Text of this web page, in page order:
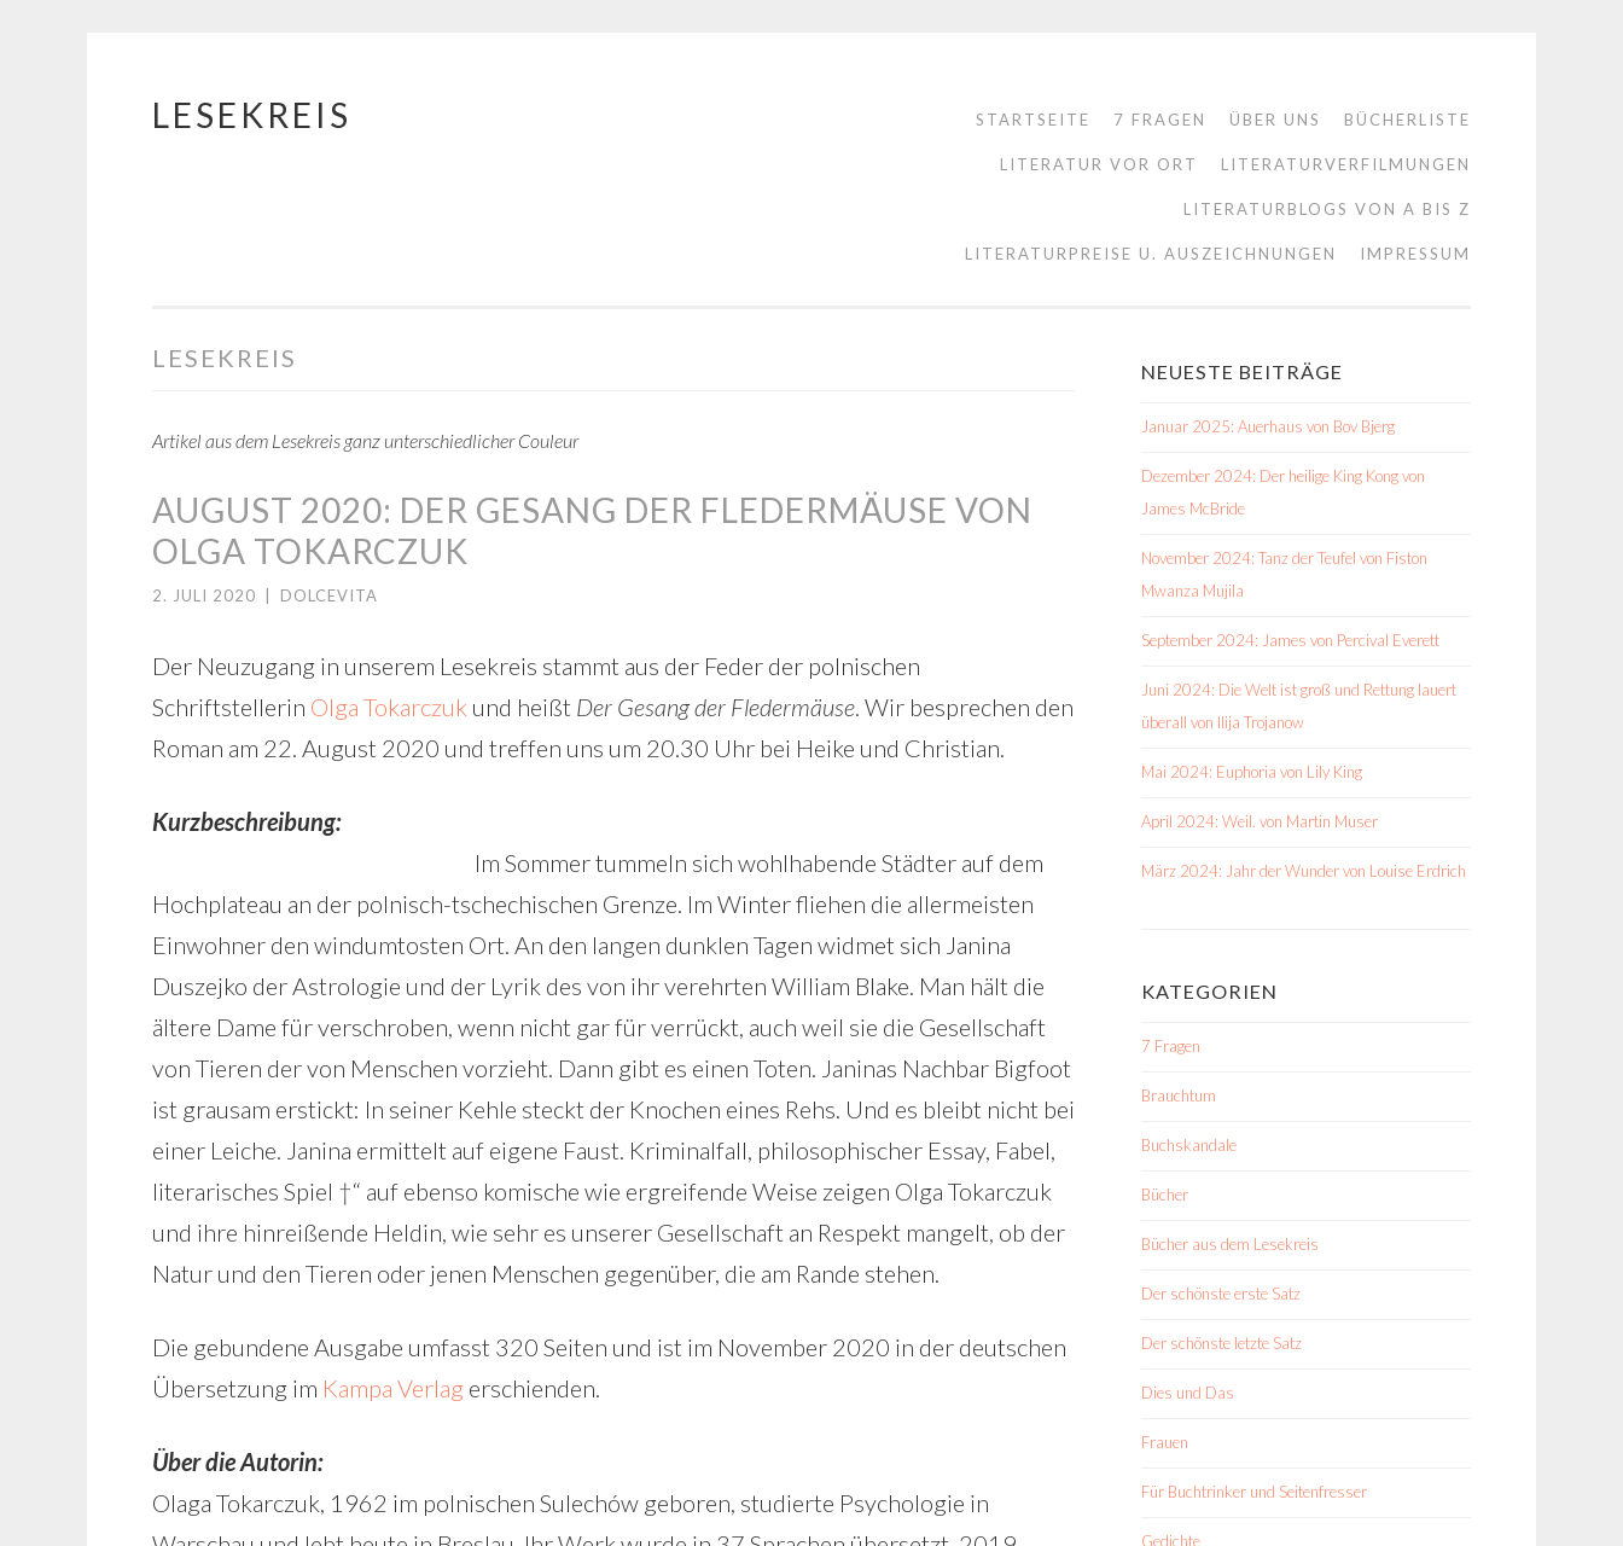
Springe
LESEKREIS STARTSEITE 7 FRAGEN ÜBER UNS BÜCHERLISTE
LITERATUR VOR ORT LITERATURVERFILMUNGEN
LITERATURBLOGS VON A BIS Z
LITERATURPREISE U. AUSZEICHNUNGEN IMPRESSUM
LESEKREIS
Artikel aus dem Lesekreis ganz unterschiedlicher Couleur
AUGUST 2020: DER GESANG DER FLEDERMÄUSE VON
OLGA TOKARCZUK
2. JULI 2020 DOLCEVITA
Der Neuzugang in unserem Lesekreis stammt aus der Feder der polnischen
Schriftstellerin Olga Tokarczuk und heißt Der Gesang der Fledermäuse. Wir besprechen den
Roman am 22. August 2020 und treffen uns um 20.30 Uhr bei Heike und Christian.
Kurzbeschreibung:
Im Sommer tummeln sich wohlhabende Städter auf dem
Hochplateau an der polnisch-tschechischen Grenze. Im Winter fliehen die allermeisten
Einwohner den windumtosten Ort. An den langen dunklen Tagen widmet sich Janina
Duszejko der Astrologie und der Lyrik des von ihr verehrten William Blake. Man hält die
ältere Dame für verschroben, wenn nicht gar für verrückt, auch weil sie die Gesellschaft
von Tieren der von Menschen vorzieht. Dann gibt es einen Toten. Janinas Nachbar Bigfoot
ist grausam erstickt: In seiner Kehle steckt der Knochen eines Rehs. Und es bleibt nicht bei
einer Leiche. Janina ermittelt auf eigene Faust. Kriminalfall, philosophischer Essay, Fabel,
literarisches Spiel †“ auf ebenso komische wie ergreifende Weise zeigen Olga Tokarczuk
und ihre hinreißende Heldin, wie sehr es unserer Gesellschaft an Respekt mangelt, ob der
Natur und den Tieren oder jenen Menschen gegenüber, die am Rande stehen.
Die gebundene Ausgabe umfasst 320 Seiten und ist im November 2020 in der deutschen
Übersetzung im Kampa Verlag erschienden.
Über die Autorin:
Olaga Tokarczuk, 1962 im polnischen Sulechów geboren, studierte Psychologie in
NEUESTE BEITRÄGE
Januar 2025: Auerhaus von Bov Bjerg
Dezember 2024: Der heilige King Kong von
James McBride
November 2024: Tanz der Teufel von Fiston
Mwanza Mujila
September 2024: James von Percival Everett
Juni 2024: Die Welt ist groß und Rettung lauert
überall von Ilija Trojanow
Mai 2024: Euphoria von Lily King
April 2024: Weil. von Martin Muser
März 2024: Jahr der Wunder von Louise Erdrich
KATEGORIEN
7 Fragen
Brauchtum
Buchskandale
Bücher
Bücher aus dem Lesekreis
Der schönste erste Satz
Der schönste letzte Satz
Dies und Das
Frauen
Für Buchtrinker und Seitenfresser
Gedichte